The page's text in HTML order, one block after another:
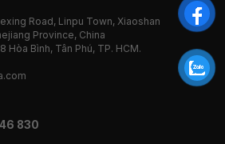
Road, Linpu Town, Xiaoshan
Province, China
Hòa Bình, Tân Phú, TP. HCM.
830